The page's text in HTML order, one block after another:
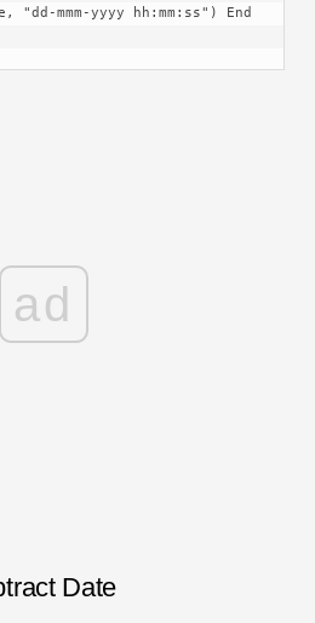
"dd-mmm-yyyy hh:mm:ss") End
ad
Date